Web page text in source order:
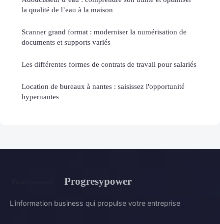
la qualité de l’eau à la maison
Scanner grand format : moderniser la numérisation de
documents et supports variés
Les différentes formes de contrats de travail pour salariés
Location de bureaux à nantes : saisissez l'opportunité
hypernantes
Progresypower
L'information business qui propulse votre entreprise